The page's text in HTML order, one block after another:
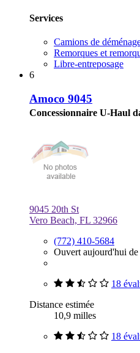
Services
Camions de
Remorques et
Libre-entreposage
6
Amoco 9045
Concessionnaire U-Haul
9045 20th St
Vero Beach, FL 32966
(772) 410-5684
Ouvert aujourd'hui
18
Distance estimée
10,9 milles
18